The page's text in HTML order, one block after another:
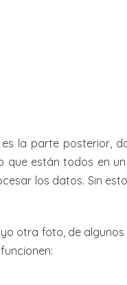
la parte posterior,
que están todos en
los datos. Sin
otra foto, de